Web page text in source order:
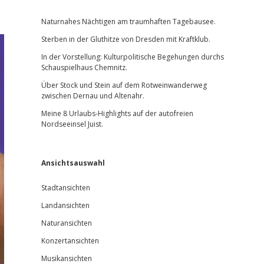
Naturnahes Nächtigen am traumhaften Tagebausee.
Sterben in der Gluthitze von Dresden mit Kraftklub.
In der Vorstellung: Kulturpolitische Begehungen durchs
Schauspielhaus Chemnitz.
Über Stock und Stein auf dem Rotweinwanderweg
zwischen Dernau und Altenahr.
Meine 8 Urlaubs-Highlights auf der autofreien
Nordseeinsel Juist.
Ansichtsauswahl
Stadtansichten
Landansichten
Naturansichten
Konzertansichten
Musikansichten